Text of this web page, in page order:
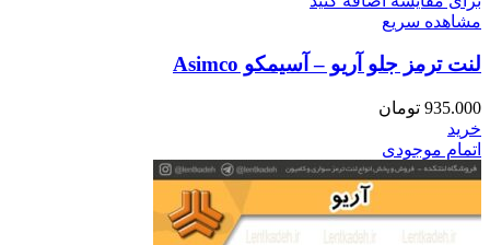
مشاهده سریع
لنت ترمز جلو آریو – آسیمکو Asimco
935.000 تومان
خرید
اتمام موجودی